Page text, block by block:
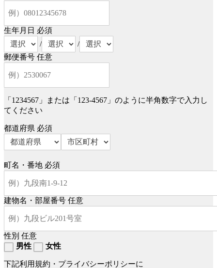
生年月日 必須
/
/
郵便番号 任意
「1234567」または「123-4567」のように半角数字で入力し
てください
都道府県 必須
町名・番地 必須
建物名・部屋番号 任意
性別 任意
男性
女性
下記利用規約・プライバシーポリシーに